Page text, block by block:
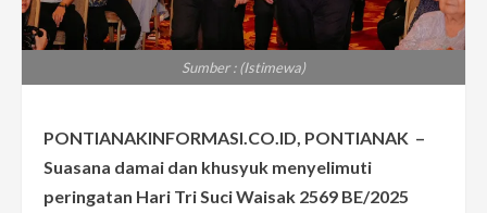
Sumber : (Istimewa)
PONTIANAKINFORMASI.CO.ID, PONTIANAK –
Suasana damai dan khusyuk menyelimuti
peringatan Hari Tri Suci Waisak 2569 BE/2025